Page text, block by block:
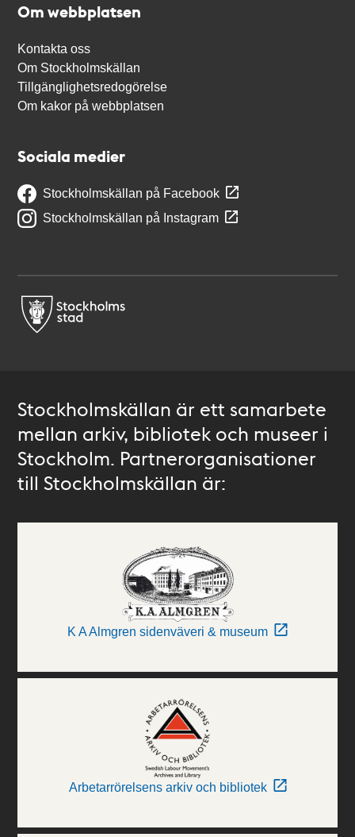
Om webbplatsen
Kontakta oss
Om Stockholmskällan
Tillgänglighetsredogörelse
Om kakor på webbplatsen
Sociala medier
Stockholmskällan på Facebook
Stockholmskällan på Instagram
Stockholmskällan är ett samarbete
mellan arkiv, bibliotek och museer i
Stockholm. Partnerorganisationer
till Stockholmskällan är:
K A Almgren sidenväveri & museum
Arbetarrörelsens arkiv och bibliotek